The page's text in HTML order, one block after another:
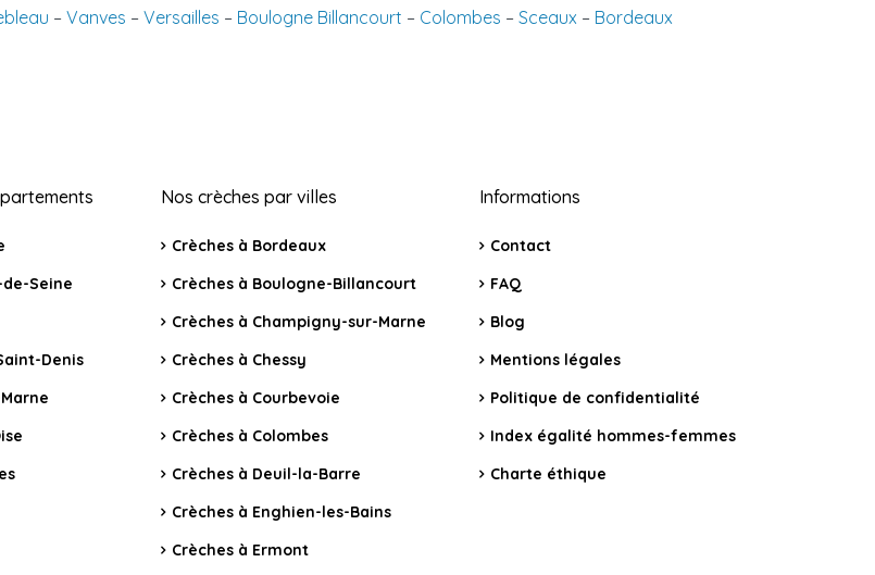
– Vanves – Versailles – Boulogne Billancourt – Colombes – Sceaux – Bordeaux
Seine
Denis
Nos crèches par villes
Crèches à Bordeaux
Crèches à Boulogne-Billancourt
Crèches à Champigny-sur-Marne
Crèches à Chessy
Crèches à Courbevoie
Crèches à Colombes
Crèches à Deuil-la-Barre
Crèches à Enghien-les-Bains
Crèches à Ermont
Informations
Contact
FAQ
Blog
Mentions légales
Politique de confidentialité
Index égalité hommes-femmes
Charte éthique